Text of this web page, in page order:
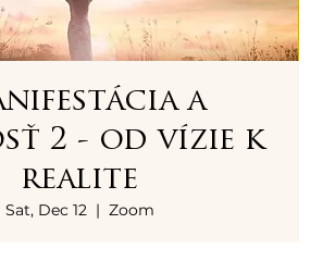
a
2 - od vízie k
realite
Sat, Dec 12
  |
Zoom